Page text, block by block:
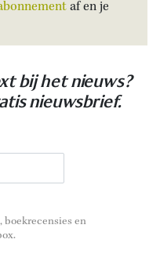
af en je
bij het nieuws?
nieuwsbrief.
en